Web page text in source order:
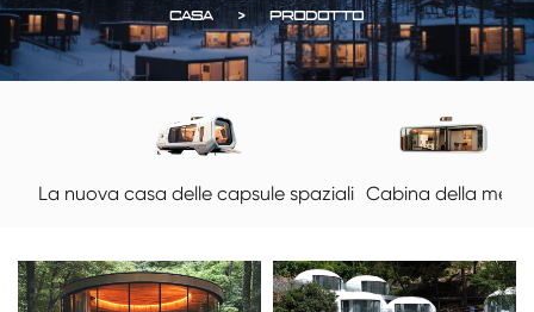
CASA PRODOTTO
La nuova casa delle capsule spaziali Cabina della mela